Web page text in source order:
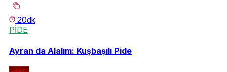
20dk
PİDE
Ayran da Alalım: Kuşbaşılı Pide